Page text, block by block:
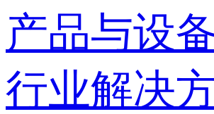
产品与设
行业解决